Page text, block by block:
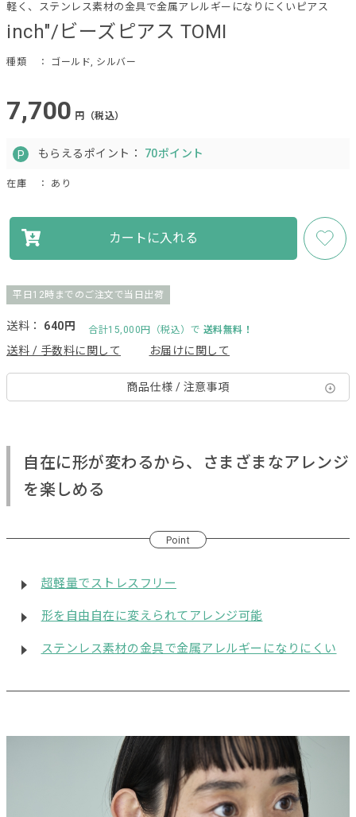
inch"/ビーズピアス TOMI
軽く、ステンレス素材の金具で金属アレルギーになりにくいピアス
種類 ： ゴールド, シルバー
7,700 円（税込）
もらえるポイント： 70ポイント
在庫 ： あり
カートに入れる
平日12時までのご注文で当日出荷
送料： 640円 合計15,000円（税込）で 送料無料！
送料 / 手数料に関して お届けに関して
商品仕様 / 注意事項
自在に形が変わるから、さまざまなアレンジ
を楽しめる
Point
超軽量でストレスフリー
形を自由自在に変えられてアレンジ可能
ステンレス素材の金具で金属アレルギーになりにくい